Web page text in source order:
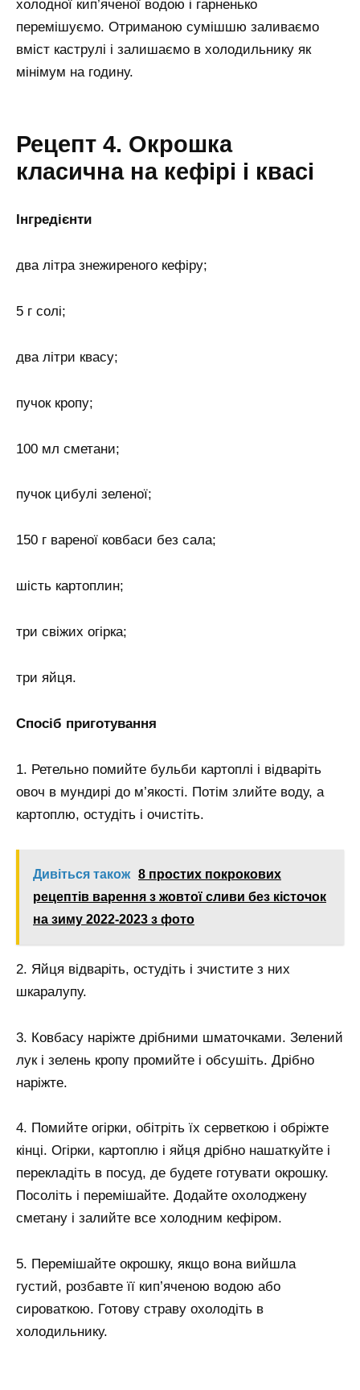
холодної кип’яченої водою і гарненько
перемішуємо. Отриманою сумішшю заливаємо
вміст каструлі і залишаємо в холодильнику як
мінімум на годину.
Рецепт 4. Окрошка
класична на кефірі і квасі
Інгредієнти
два літра знежиреного кефіру;
5 г солі;
два літри квасу;
пучок кропу;
100 мл сметани;
пучок цибулі зеленої;
150 г вареної ковбаси без сала;
шість картоплин;
три свіжих огірка;
три яйця.
Спосіб приготування
1. Ретельно помийте бульби картоплі і відваріть
овоч в мундирі до м’якості. Потім злийте воду, а
картоплю, остудіть і очистіть.
Дивіться також 8 простих покрокових
рецептів варення з жовтої сливи без кісточок
на зиму 2022-2023 з фото
2. Яйця відваріть, остудіть і зчистите з них
шкаралупу.
3. Ковбасу наріжте дрібними шматочками. Зелений
лук і зелень кропу промийте і обсушіть. Дрібно
наріжте.
4. Помийте огірки, обітріть їх серветкою і обріжте
кінці. Огірки, картоплю і яйця дрібно нашаткуйте і
перекладіть в посуд, де будете готувати окрошку.
Посоліть і перемішайте. Додайте охолоджену
сметану і залийте все холодним кефіром.
5. Перемішайте окрошку, якщо вона вийшла
густий, розбавте її кип’яченою водою або
сироваткою. Готову страву охолодіть в
холодильнику.